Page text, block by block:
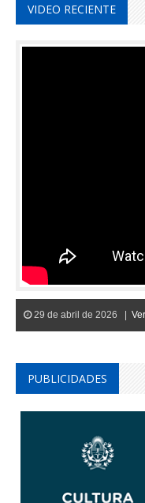
VIDEO RECIENTE
29 de abril de 2026 |
PUBLICIDADES